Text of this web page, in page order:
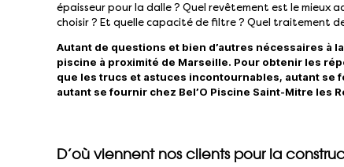
épaisseur pour la dalle ? Quel revêtement est le mieux
choisir ? Et quelle capacité de filtre ? Quel traitement
Autant de questions et bien d’autres nécessaires à
piscine à proximité de Marseille. Pour obtenir les
que les trucs et astuces incontournables, autant se
autant se fournir chez Bel’O Piscine Saint-Mitre les
D’où viennent nos clients pour la